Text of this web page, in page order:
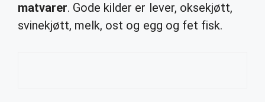
matvarer. Gode kilder er lever, oksekjøtt,
svinekjøtt, melk, ost og egg og fet fisk.